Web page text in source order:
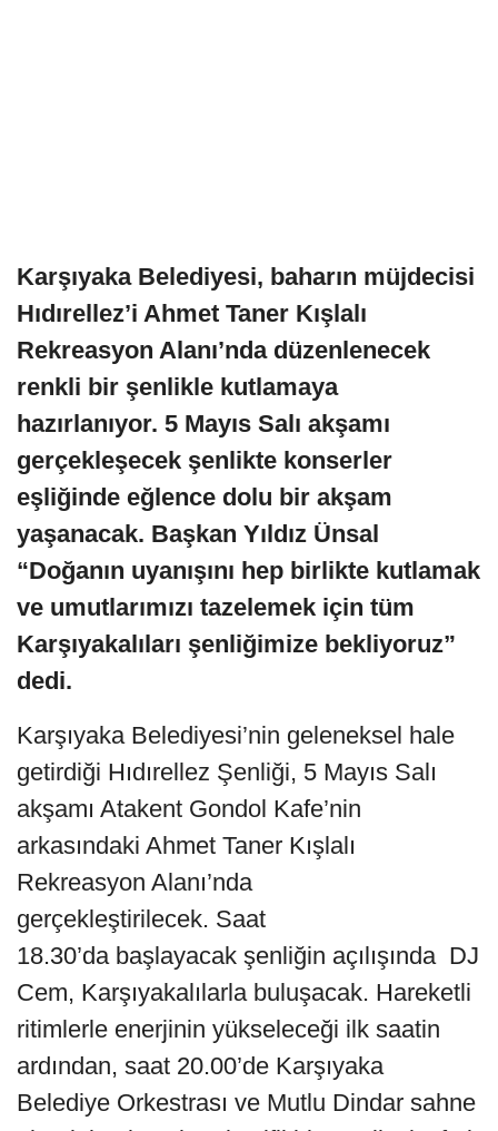
Karşıyaka Belediyesi, baharın müjdecisi
Hıdırellez’i Ahmet Taner Kışlalı
Rekreasyon Alanı’nda düzenlenecek
renkli bir şenlikle kutlamaya
hazırlanıyor. 5 Mayıs Salı akşamı
gerçekleşecek şenlikte konserler
eşliğinde eğlence dolu bir akşam
yaşanacak. Başkan Yıldız Ünsal
“Doğanın uyanışını hep birlikte kutlamak
ve umutlarımızı tazelemek için tüm
Karşıyakalıları şenliğimize bekliyoruz”
dedi.
Karşıyaka Belediyesi’nin geleneksel hale
getirdiği Hıdırellez Şenliği, 5 Mayıs Salı
akşamı Atakent Gondol Kafe’nin
arkasındaki Ahmet Taner Kışlalı
Rekreasyon Alanı’nda
gerçekleştirilecek. Saat
18.30’da başlayacak şenliğin açılışında DJ
Cem, Karşıyakalılarla buluşacak. Hareketli
ritimlerle enerjinin yükseleceği ilk saatin
ardından, saat 20.00’de Karşıyaka
Belediye Orkestrası ve Mutlu Dindar sahne